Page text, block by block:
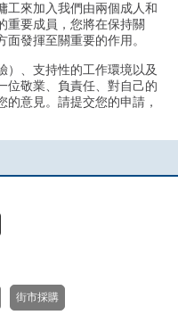
工來加入我們由兩個成人和
重要成員，您將在保持關
發揮至關重要的作用。
）、支持性的工作環境以及
位敬業、負責任、對自己的
意見。請提交您的申請，
街市採購